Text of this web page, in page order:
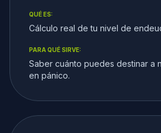
QUÉ ES:
Cálculo real de tu nivel de
PARA QUÉ SIRVE:
Saber cuánto puedes destinar a
en pánico.